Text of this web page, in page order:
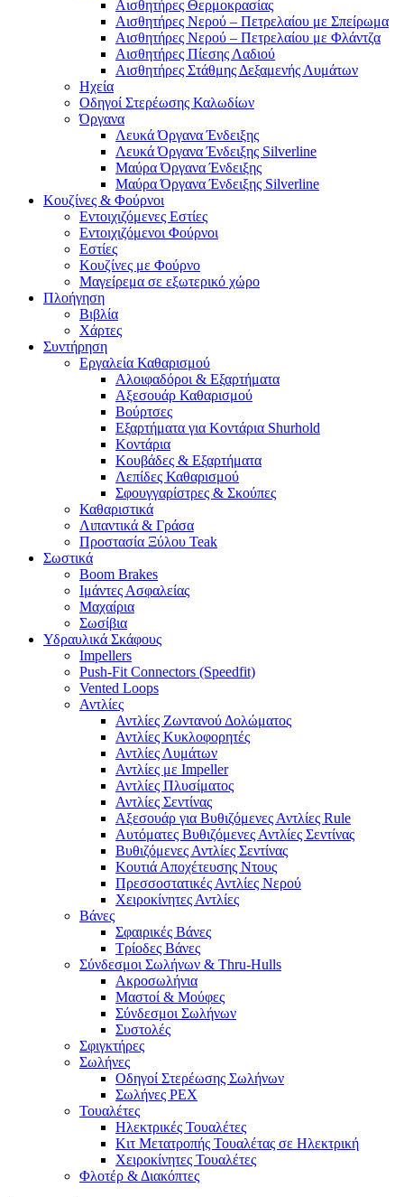
Αισθητήρες Θερμοκρασίας
Αισθητήρες Νερού – Πετρελαίου με Σπείρωμα
Αισθητήρες Νερού – Πετρελαίου με Φλάντζα
Αισθητήρες Πίεσης Λαδιού
Αισθητήρες Στάθμης Δεξαμενής Λυμάτων
Ηχεία
Οδηγοί Στερέωσης Καλωδίων
Όργανα
Λευκά Όργανα Ένδειξης
Λευκά Όργανα Ένδειξης Silverline
Μαύρα Όργανα Ένδειξης
Μαύρα Όργανα Ένδειξης Silverline
Κουζίνες & Φούρνοι
Εντοιχιζόμενες Εστίες
Εντοιχιζόμενοι Φούρνοι
Εστίες
Κουζίνες με Φούρνο
Μαγείρεμα σε εξωτερικό χώρο
Πλοήγηση
Βιβλία
Χάρτες
Συντήρηση
Εργαλεία Καθαρισμού
Αλοιφαδόροι & Εξαρτήματα
Αξεσουάρ Καθαρισμού
Βούρτσες
Εξαρτήματα για Κοντάρια Shurhold
Κοντάρια
Κουβάδες & Εξαρτήματα
Λεπίδες Καθαρισμού
Σφουγγαρίστρες & Σκούπες
Καθαριστικά
Λιπαντικά & Γράσα
Προστασία Ξύλου Teak
Σωστικά
Boom Brakes
Ιμάντες Ασφαλείας
Μαχαίρια
Σωσίβια
Υδραυλικά Σκάφους
Impellers
Push-Fit Connectors (Speedfit)
Vented Loops
Αντλίες
Αντλίες Ζωντανού Δολώματος
Αντλίες Κυκλοφορητές
Αντλίες Λυμάτων
Αντλίες με Impeller
Αντλίες Πλυσίματος
Αντλίες Σεντίνας
Αξεσουάρ για Βυθιζόμενες Αντλίες Rule
Αυτόματες Βυθιζόμενες Αντλίες Σεντίνας
Βυθιζόμενες Αντλίες Σεντίνας
Κουτιά Αποχέτευσης Ντους
Πρεσσοστατικές Αντλίες Νερού
Χειροκίνητες Αντλίες
Βάνες
Σφαιρικές Βάνες
Τρίοδες Βάνες
Σύνδεσμοι Σωλήνων & Thru-Hulls
Ακροσωλήνια
Μαστοί & Μούφες
Σύνδεσμοι Σωλήνων
Συστολές
Σφιγκτήρες
Σωλήνες
Οδηγοί Στερέωσης Σωλήνων
Σωλήνες PEX
Τουαλέτες
Ηλεκτρικές Τουαλέτες
Κιτ Μετατροπής Τουαλέτας σε Ηλεκτρική
Χειροκίνητες Τουαλέτες
Φλοτέρ & Διακόπτες